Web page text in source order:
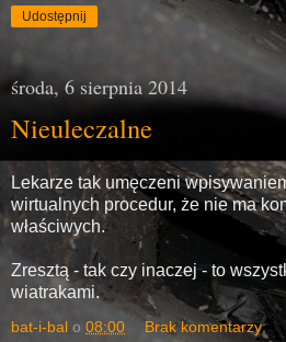
Udostępnij
środa, 6 sierpnia 2014
Nieuleczalne
Lekarze tak umęczeni
wirtualnych procedur, że nie ma
właściwych.
Zresztą - tak czy inaczej - to
wiatrakami.
bat-i-bal o 08:00 Brak komentarzy: